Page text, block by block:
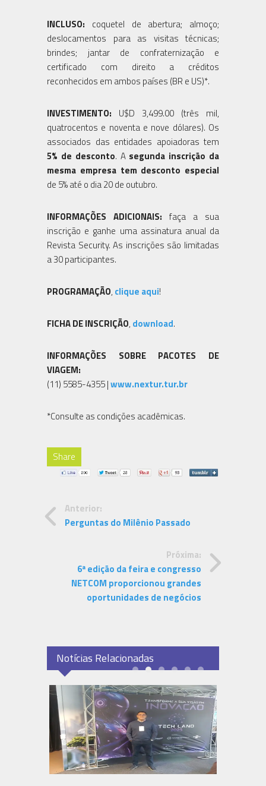
INCLUSO: coquetel de abertura; almoço;
deslocamentos para as visitas técnicas;
brindes; jantar de confraternização e
certificado com direito a créditos
reconhecidos em ambos países (BR e US)*.
INVESTIMENTO: U$D 3,499.00 (três mil,
quatrocentos e noventa e nove dólares). Os
associados das entidades apoiadoras tem
5% de desconto. A segunda inscrição da
mesma empresa tem desconto especial
de 5% até o dia 20 de outubro.
INFORMAÇÕES ADICIONAIS: faça a sua
inscrição e ganhe uma assinatura anual da
Revista Security. As inscrições são limitadas
a 30 participantes.
PROGRAMAÇÃO, clique aqui!
FICHA DE INSCRIÇÃO, download.
INFORMAÇÕES SOBRE PACOTES DE
VIAGEM:
(11) 5585-4355 |www.nextur.tur.br
*Consulte as condições acadêmicas.
Share
Anterior:
Perguntas do Milênio Passado
Próxima:
6ª edição da feira e congresso
NETCOM proporcionou grandes
oportunidades de negócios
Notícias Relacionadas